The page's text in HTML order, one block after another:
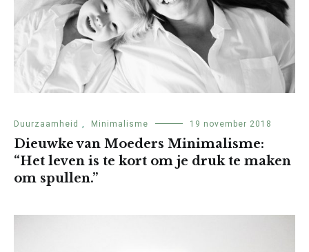
Duurzaamheid Minimalisme 19 november 2018
Dieuwke van Moeders Minimalisme:
“Het leven is te kort om je druk te maken
om spullen.”